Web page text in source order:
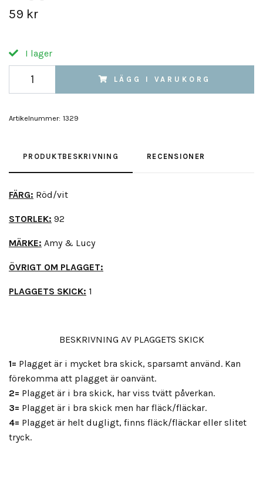
59 kr
I lager
LÄGG I VARUKORG
Artikelnummer: 1329
PRODUKTBESKRIVNING RECENSIONER
FÄRG: Röd/vit
STORLEK: 92
MÄRKE: Amy & Lucy
ÖVRIGT OM PLAGGET:
PLAGGETS SKICK: 1
BESKRIVNING AV PLAGGETS SKICK
1= Plagget är i mycket bra skick, sparsamt använd. Kan
förekomma att plagget är oanvänt.
2= Plagget är i bra skick, har viss tvätt påverkan.
3= Plagget är i bra skick men har fläck/fläckar.
4= Plagget är helt dugligt, finns fläck/fläckar eller slitet
tryck.